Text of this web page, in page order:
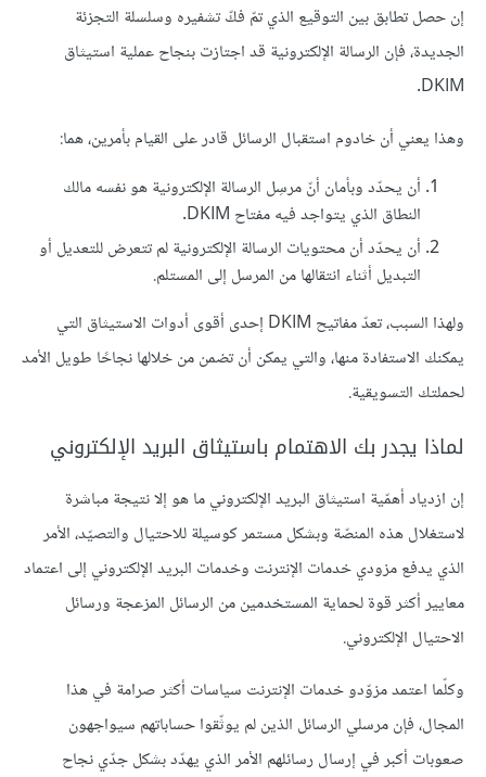
إن حصل تطابق بين التوقيع الذي تمّ فكّ تشفيره وسلسلة التجزئة
الجديدة، فإن الرسالة الإلكترونية قد اجتازت بنجاح عملية استيثاق
DKIM.
وهذا يعني أن خادوم استقبال الرسائل قادر على القيام بأمرين، هما:
أن يحدّد وبأمان أنّ مرسِل الرسالة الإلكترونية هو نفسه مالك
النطاق الذي يتواجد فيه مفتاح DKIM.
أن يحدّد أن محتويات الرسالة الإلكترونية لم تتعرض للتعديل أو
التبديل أثناء انتقالها من المرسل إلى المستلم.
ولهذا السبب، تعدّ مفاتيح DKIM إحدى أقوى أدوات الاستيثاق التي
يمكنك الاستفادة منها، والتي يمكن أن تضمن من خلالها نجاحًا طويل الأمد
لحملتك التسويقية.
لماذا يجدر بك الاهتمام باستيثاق البريد الإلكتروني
إن ازدياد أهمّية استيثاق البريد الإلكتروني ما هو إلا نتيجة مباشرة
لاستغلال هذه المنصّة وبشكل مستمر كوسيلة للاحتيال والتصيّد، الأمر
الذي يدفع مزودي خدمات الإنترنت وخدمات البريد الإلكتروني إلى اعتماد
معايير أكثر قوة لحماية المستخدمين من الرسائل المزعجة ورسائل
الاحتيال الإلكتروني.
وكلّما اعتمد مزوّدو خدمات الإنترنت سياسات أكثر صرامة في هذا
المجال، فإن مرسلي الرسائل الذين لم يوثّقوا حساباتهم سيواجهون
صعوبات أكبر في إرسال رسائلهم الأمر الذي يهدّد بشكل جدّي نجاح